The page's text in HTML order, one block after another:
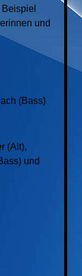
und
(Bass)
(Alt),
und